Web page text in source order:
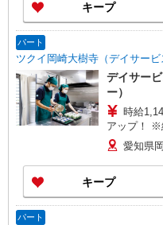
キープ
パート
ツクイ岡崎大樹寺（デイサービ
デイサー
ー）
時給1,140円〜
アップ！ ※
愛知県
キープ
パート